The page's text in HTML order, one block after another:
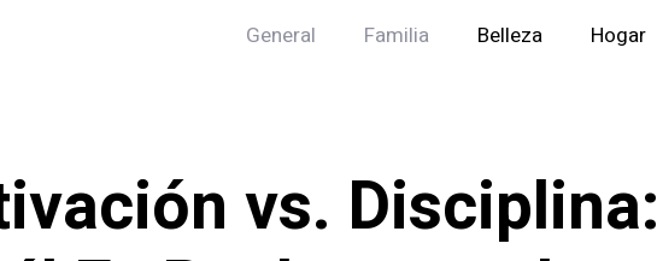
General Familia Belleza Hogar
vs. Disciplina: